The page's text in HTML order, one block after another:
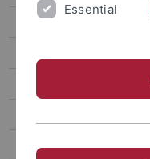
Sebastian Cabezas
Taehun Kim
Essential